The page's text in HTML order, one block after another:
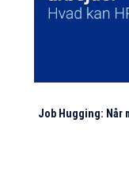
Job Hugging: Når